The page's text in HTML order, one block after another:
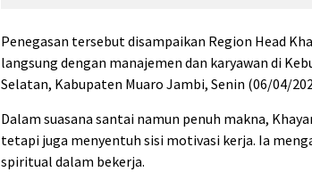
Penegasan tersebut disampaikan Region Head
langsung dengan manajemen dan karyawan di
Selatan, Kabupaten Muaro Jambi, Senin (06/04/
Dalam suasana santai namun penuh makna,
tetapi juga menyentuh sisi motivasi kerja. Ia
spiritual dalam bekerja.